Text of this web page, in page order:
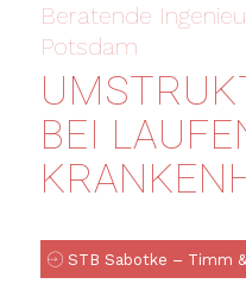
Beratende
Potsdam
BEI
STB Sabotke – Timm